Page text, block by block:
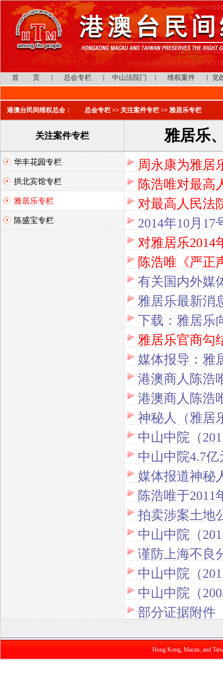
首 页 总会专栏 中山法院门 维权案件 党
港澳台民间维权总会： 总会专栏 >> 关注案件专栏 >> 雅居乐专栏
关注案件专栏 雅居乐
华丰花园专栏
拱北宾馆专栏
雅居乐专栏
陈盛宝专栏
周永康为雅居
陈浩唯对最高
对最高人民法
2014年10月
对雅居乐2014
陈浩唯《严正
有关国内外媒
雅居乐最新消
下载：雅居乐
雅居乐官商勾
媒体报导：雅
港澳商人陈浩
中山中院4.7
媒体报道神秘
拍卖涉案土地
中山中院（
部分证据附件
Hong Kong, Macau, and